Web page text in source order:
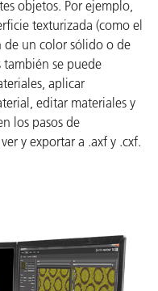
objetos. Por ejemplo,
texturizada (como el
de un color sólido o de
se puede
aplicar
editar materiales y
los pasos de
y exportar a .axf y .cxf.